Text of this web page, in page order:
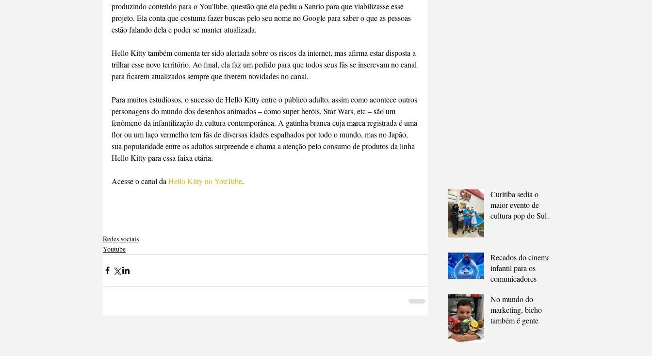
produzindo conteúdo para o YouTube, questão que ela pediu a Sanrio para que viabilizasse esse
projeto. Ela conta que costuma fazer buscas pelo seu nome no Google para saber o que as pessoas
estão falando dela e poder se manter atualizada.
Hello Kitty também comenta ter sido alertada sobre os riscos da internet, mas afirma estar disposta a
trilhar esse novo território. Ao final, ela faz um pedido para que todos seus fãs se inscrevam no canal
para ficarem atualizados sempre que tiverem novidades no canal.
Para muitos estudiosos, o sucesso de Hello Kitty entre o público adulto, assim como acontece outros
personagens do mundo dos desenhos animados – como super heróis, Star Wars, etc – são um
fenômeno da infantilização da cultura contemporânea. A gatinha branca cuja marca registrada é uma
flor ou um laço vermelho tem fãs de diversas idades espalhados por todo o mundo, mas no Japão,
sua popularidade entre os adultos surpreende e chama a atenção pelo consumo de produtos da linha
Hello Kitty para essa faixa etária.
Acesse o canal da Hello Kitty no YouTube.
Redes sociais
Youtube
Curitiba sedia o
maior evento de
cultura pop do Sul
Recados do cinema
infantil para os
comunicadores
No mundo do
marketing, bicho
também é gente